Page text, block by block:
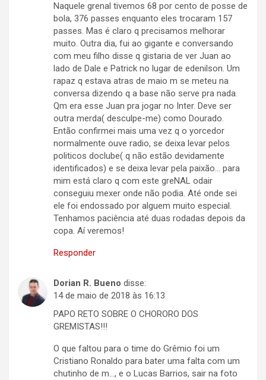
Naquele grenal tivemos 68 por cento de posse de
bola, 376 passes enquanto eles trocaram 157
passes. Mas é claro q precisamos melhorar
muito. Outra dia, fui ao gigante e conversando
com meu filho disse q gistaria de ver Juan ao
lado de Dale e Patrick no lugar de edenilson. Um
rapaz q estava atras de maio m se meteu na
conversa dizendo q a base não serve pra nada.
Qm era esse Juan pra jogar no Inter. Deve ser
outra merda( desculpe-me) como Dourado.
Então confirmei mais uma vez q o yorcedor
normalmente ouve radio, se deixa levar pelos
politicos doclube( q não estão devidamente
identificados) e se deixa levar pela paixão… para
mim está claro q com este greNAL odair
conseguiu mexer onde não podia. Até onde sei
ele foi endossado por alguem muito especial.
Tenhamos paciência até duas rodadas depois da
copa. Aí veremos!
Responder
Dorian R. Bueno disse:
14 de maio de 2018 às 16:13
PAPO RETO SOBRE O CHORORO DOS
GREMISTAS!!!
O que faltou para o time do Grêmio foi um
Cristiano Ronaldo para bater uma falta com um
chutinho de m…, e o Lucas Barrios, sair na foto